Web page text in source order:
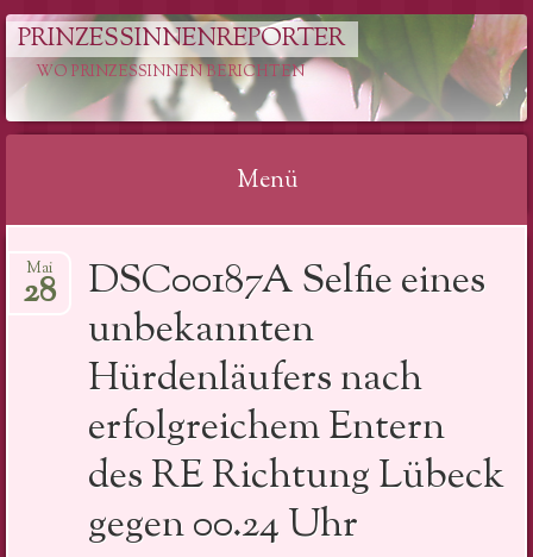
PRINZESSINNENREPORTER
WO PRINZESSINNEN BERICHTEN
Menü
zum
DSC00187A Selfie eines
unbekannten
Hürdenläufers nach
erfolgreichem Entern
des RE Richtung Lübeck
gegen 00.24 Uhr
Mai
28